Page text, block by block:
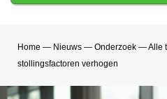
Home — Nieuws — Onderzoek —Alle
stollingsfactoren verhogen